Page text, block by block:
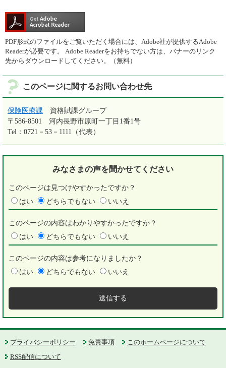
PDF形式のファイルをご覧いただく場合には、Adobe社が提供するAdobe
Readerが必要です。
Adobe Readerをお持ちでない方は、バナーのリンク
先からダウンロードしてください。（無料）
このページに関するお問い合わせ先
保険医療課
資格賦課グループ
〒586-8501
河内長野市原町一丁目1番1号
Tel：0721－53－1111（代表）
みなさまの声を聞かせてください
このページは見つけやすかったですか？
はい
どちらでもない いいえ
このページの内容はわかりやすかったですか？
はい
どちらでもない いいえ
このページの内容は参考になりましたか？
はい
どちらでもない いいえ
プライバシーポリシー 免責事項
このホームページについて
RSS配信について